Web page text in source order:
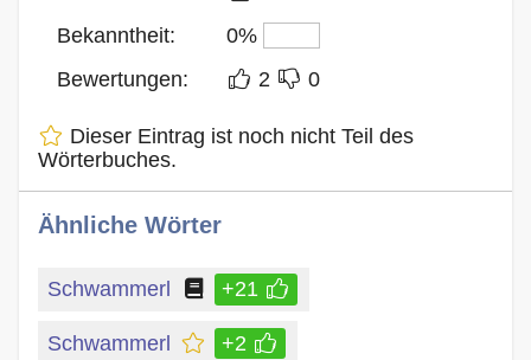
Bekanntheit:
0%
Bewertungen:
2 0
Dieser Eintrag ist noch nicht Teil des
Wörterbuches.
Ähnliche Wörter
Schwammerl +21
Schwammerl +2